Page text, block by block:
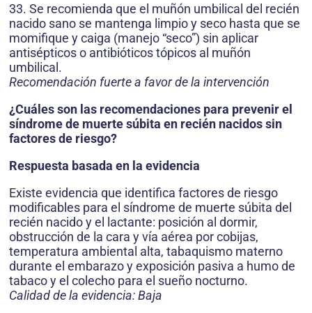
33. Se recomienda que el muñón umbilical del recién
nacido sano se mantenga limpio y seco hasta que se
momifique y caiga (manejo “seco”) sin aplicar
antisépticos o antibióticos tópicos al muñón
umbilical.
Recomendación fuerte a favor de la intervención
¿Cuáles son las recomendaciones para prevenir el
síndrome de muerte súbita en recién nacidos sin
factores de riesgo?
Respuesta basada en la evidencia
Existe evidencia que identifica factores de riesgo
modificables para el síndrome de muerte súbita del
recién nacido y el lactante: posición al dormir,
obstrucción de la cara y vía aérea por cobijas,
temperatura ambiental alta, tabaquismo materno
durante el embarazo y exposición pasiva a humo de
tabaco y el colecho para el sueño nocturno.
Calidad de la evidencia: Baja